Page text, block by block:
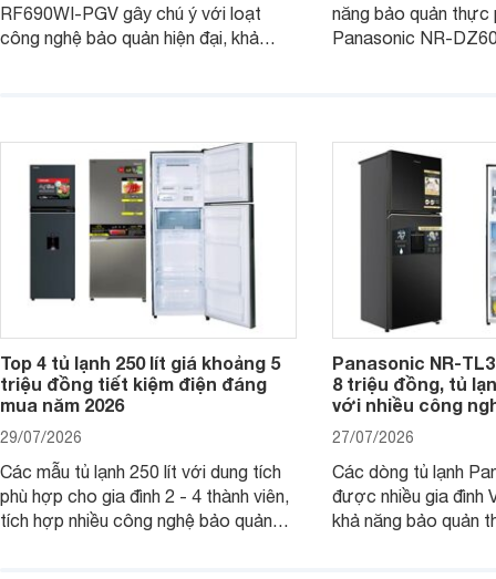
RF690WI-PGV gây chú ý với loạt
công nghệ bảo quản hiện đại, khả
năng bảo quản thực
Panasonic NR-
Top 4 tủ lạnh 250 lít giá khoảng 5
triệu đồng tiết kiệm điện đáng
mua năm 2026
29/07/2026
Các mẫu tủ lạnh 250 lít với dung tích
phù hợp cho gia đình 2 - 4 thành viên,
tích hợp nhiều công nghệ bảo quản
Panasonic NR-
8 triệu đồng, tủ
với nhiều công
27/07/2026
Các dòng tủ lạnh
được nhiều gia đình
khả năng bảo quản